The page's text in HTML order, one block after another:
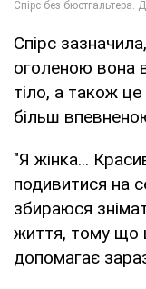
Спірс
оголеною вона
тіло, а також
більш
"Я жінка...
подивитися на
збираюся
життя, тому що
допомагає